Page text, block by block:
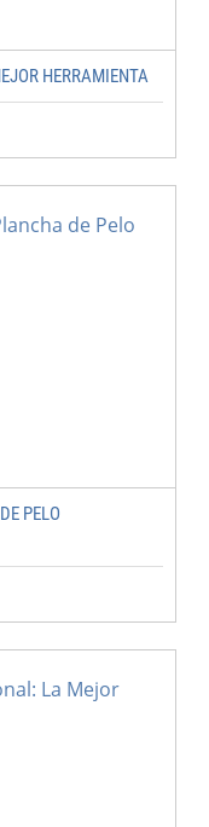
HERRAMIENTA
PELO